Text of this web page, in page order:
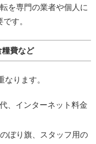
を専門の業者や個人に
す。
費など
なります。
、インターネット料金
ぼり旗、スタッフ用の